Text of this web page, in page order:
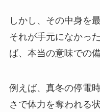
しかし、その中身を
それが手元になかっ
ば、本当の意味での
例えば、真冬の停電
さで体力を奪われる